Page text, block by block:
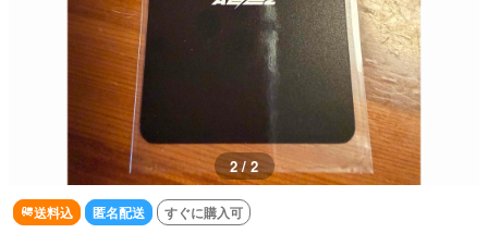
2 / 2
送料込 匿名配送 すぐに購入可